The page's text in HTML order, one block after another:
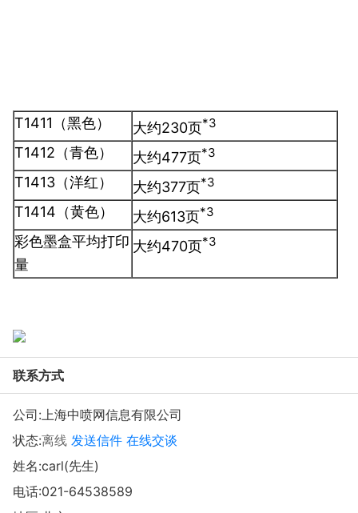
T1411（黑色） 大约230页*3
T1412（青色） 大约477页*3
T1413（洋红） 大约377页*3
T1414（黄色） 大约613页*3
彩色墨盒平均打印
量
大约470页*3
联系方式
公司:上海中喷网信息有限公司
状态:离线 发送信件 在线交谈
姓名:carl(先生)
电话:021-64538589